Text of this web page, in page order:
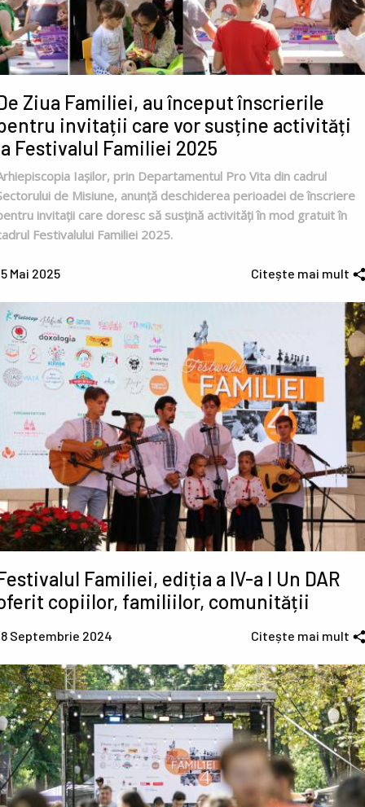
Ziua Familiei, au început înscrierile
invitații care vor susține activități
Festivalul Familiei 2025
Iașilor, prin Departamentul Pro Vita din cadrul
de Misiune, anunță deschiderea perioadei de înscriere
invitații care doresc să susțină activități în mod gratuit în
Festivalului Familiei 2025.
Mai 2025 Citește mai mult
Familiei, ediția a IV-a I Un DAR
copiilor, familiilor, comunității
Septembrie 2024 Citește mai mult